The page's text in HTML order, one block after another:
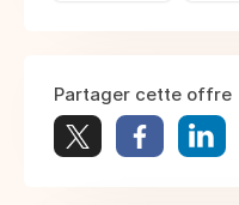
Partager cette offre